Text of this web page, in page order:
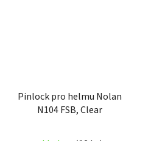
Pinlock pro helmu Nolan
N104 FSB, Clear